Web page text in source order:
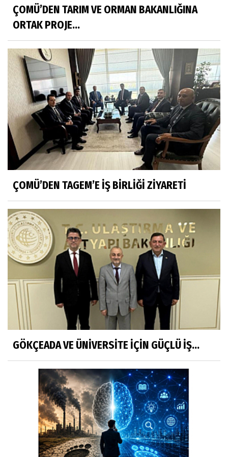
ÇOMÜ’DEN TARIM VE ORMAN BAKANLIĞINA
ORTAK PROJE...
ÇOMÜ’DEN TAGEM’E İŞ BİRLİĞİ ZİYARETİ
GÖKÇEADA VE ÜNİVERSİTE İÇİN GÜÇLÜ İŞ...